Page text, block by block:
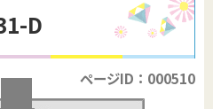
D
ページID：000510